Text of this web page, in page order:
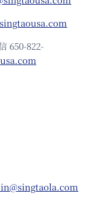
650-822-